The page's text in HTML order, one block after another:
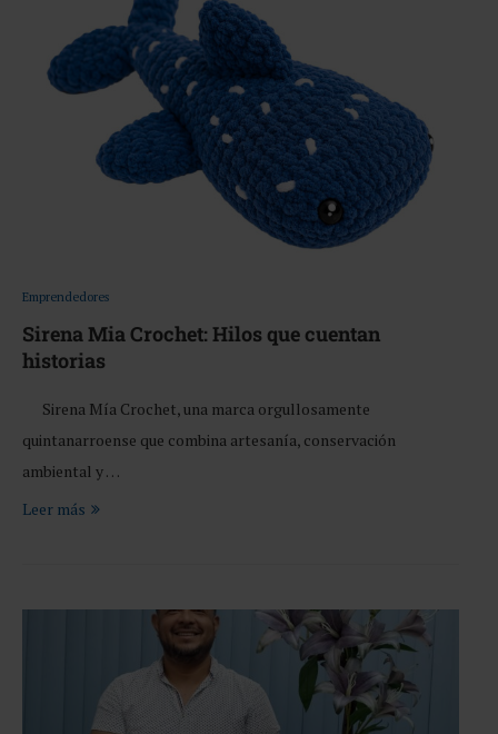
Emprendedores
Sirena Mia Crochet: Hilos que cuentan
historias
Sirena Mía Crochet, una marca orgullosamente
quintanarroense que combina artesanía, conservación
ambiental y …
Leer más